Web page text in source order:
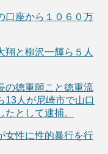
口座から１０６０万
翔と柳沢一輝ら５人
の徳重願こと徳重流
13人が尼崎市で山口
として逮捕。
女性に性的暴行を行